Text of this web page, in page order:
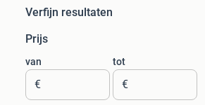
Verfijn resultaten
Prijs
van
€
tot
€